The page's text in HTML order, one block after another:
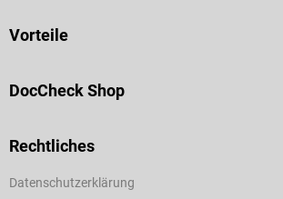
Vorteile
DocCheck Shop
Rechtliches
Datenschutzerklärung